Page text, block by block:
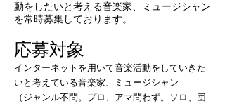
動をしたいと考える音楽家、ミュージシャン
を常時募集しております。
​応募対象
インターネットを用いて音楽活動をしていきた
いと考えている音楽家、ミュージシャン
​（ジャンル不問。プロ、アマ問わず。ソロ、団